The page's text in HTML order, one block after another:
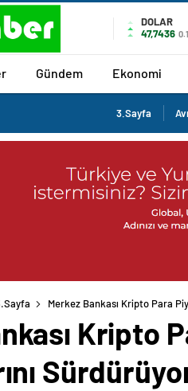
DOLAR
47,7436
Gündem Ekonomi
3.Sayfa
Merkez Bankası Kripto Para
Kripto